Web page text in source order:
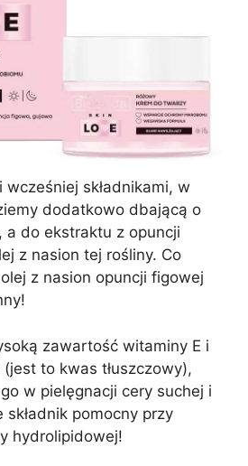
wcześniej składnikami, w
dodatkowo dbającą o
a do ekstraktu z opuncji
z nasion tej rośliny. Co
z nasion opuncji figowej
zawartość witaminy E i
to kwas tłuszczowy),
w pielęgnacji cery suchej i
składnik pomocny przy
hydrolipidowej!